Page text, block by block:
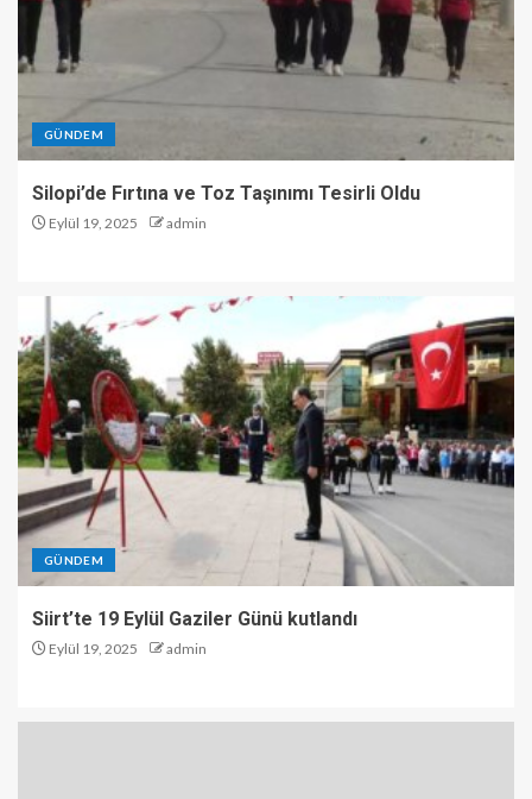
GÜNDEM
Silopi’de Fırtına ve Toz Taşınımı Tesirli Oldu
Eylül 19, 2025 admin
GÜNDEM
Siirt’te 19 Eylül Gaziler Günü kutlandı
Eylül 19, 2025 admin